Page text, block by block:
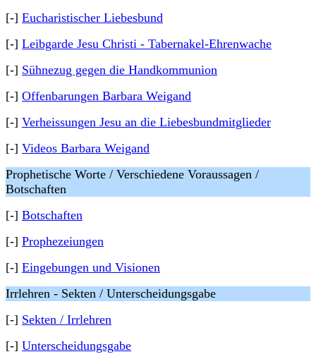
[-] Eucharistischer Liebesbund
[-] Leibgarde Jesu Christi - Tabernakel-Ehrenwache
[-] Sühnezug gegen die Handkommunion
[-] Offenbarungen Barbara Weigand
[-] Verheissungen Jesu an die Liebesbundmitglieder
[-] Videos Barbara Weigand
Prophetische Worte / Verschiedene Voraussagen /
Botschaften
[-] Botschaften
[-] Prophezeiungen
[-] Eingebungen und Visionen
Irrlehren - Sekten / Unterscheidungsgabe
[-] Sekten / Irrlehren
[-] Unterscheidungsgabe